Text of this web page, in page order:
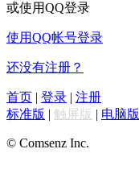
或使用QQ登录
使用QQ帐号登录
还没有注册？
首页 | 登录 | 注册
标准版 | 触屏版 | 电脑版
© Comsenz Inc.